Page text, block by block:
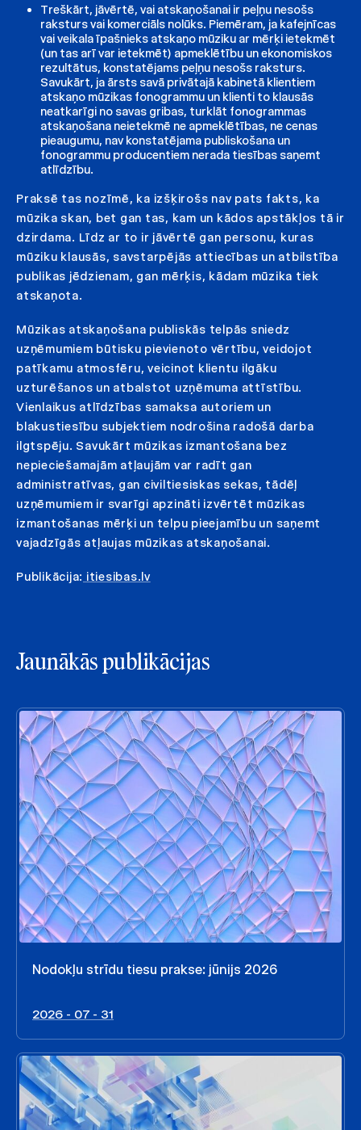
Treškārt, jāvērtē, vai atskaņošanai ir peļņu nesošs
raksturs vai komerciāls nolūks. Piemēram, ja kafejnīcas
vai veikala īpašnieks atskaņo mūziku ar mērķi ietekmēt
(un tas arī var ietekmēt) apmeklētību un ekonomiskos
rezultātus, konstatējams peļņu nesošs raksturs.
Savukārt, ja ārsts savā privātajā kabinetā klientiem
atskaņo mūzikas fonogrammu un klienti to klausās
neatkarīgi no savas gribas, turklāt fonogrammas
atskaņošana neietekmē ne apmeklētības, ne cenas
pieaugumu, nav konstatējama publiskošana un
fonogrammu producentiem nerada tiesības saņemt
atlīdzību.
Praksē tas nozīmē, ka izšķirošs nav pats fakts, ka
mūzika skan, bet gan tas, kam un kādos apstākļos tā ir
dzirdama. Līdz ar to ir jāvērtē gan personu, kuras
mūziku klausās, savstarpējās attiecības un atbilstība
publikas jēdzienam, gan mērķis, kādam mūzika tiek
atskaņota.
Mūzikas atskaņošana publiskās telpās sniedz
uzņēmumiem būtisku pievienoto vērtību, veidojot
patīkamu atmosfēru, veicinot klientu ilgāku
uzturēšanos un atbalstot uzņēmuma attīstību.
Vienlaikus atlīdzības samaksa autoriem un
blakustiesību subjektiem nodrošina radošā darba
ilgtspēju. Savukārt mūzikas izmantošana bez
nepieciešamajām atļaujām var radīt gan
administratīvas, gan civiltiesiskas sekas, tādēļ
uzņēmumiem ir svarīgi apzināti izvērtēt mūzikas
izmantošanas mērķi un telpu pieejamību un saņemt
vajadzīgās atļaujas mūzikas atskaņošanai.
Publikācija: itiesibas.lv
Jaunākās publikācijas
Nodokļu strīdu tiesu prakse: jūnijs 2026
2026 - 07 - 31